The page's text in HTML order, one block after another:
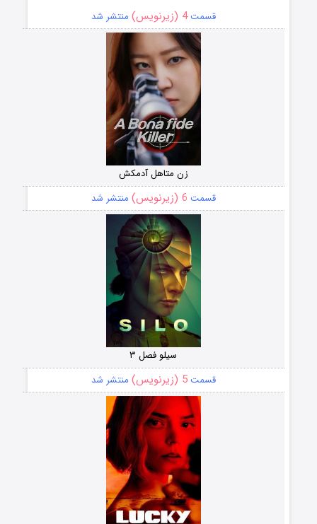
قسمت4 (زیرنویس) منتشر شد
زن متاهل آدمکش
قسمت 6 (زیرنویس) منتشر شد
سیلو فصل ۳
قسمت5 (زیرنویس) منتشر شد